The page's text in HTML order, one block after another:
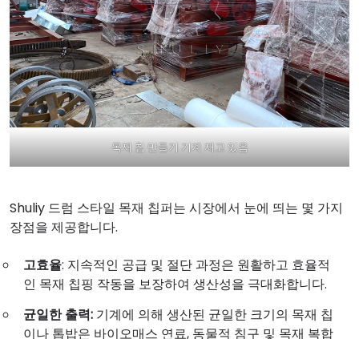
목재 칩 만들기 기계 재고 있음
Shuliy 드럼 스타일 목재 칩퍼는 시장에서 눈에 띄는 몇 가지
장점을 제공합니다.
고효율: 지속적인 공급 및 절단 과정은 원활하고 효율적
인 목재 칩핑 작동을 보장하여 생산성을 극대화합니다.
균일한 출력: 기계에 의해 생산된 균일한 크기의 목재 칩
이나 톱밥은 바이오매스 연료, 동물적 침구 및 목재 복합